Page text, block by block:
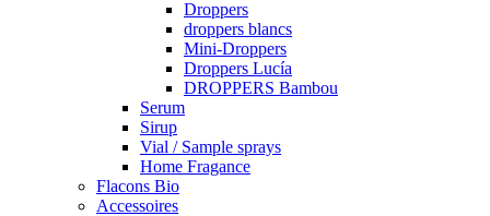
Droppers
droppers blancs
Mini-Droppers
Droppers Lucía
DROPPERS Bambou
Serum
Sirup
Vial / Sample sprays
Home Fragance
Flacons Bio
Accessoires